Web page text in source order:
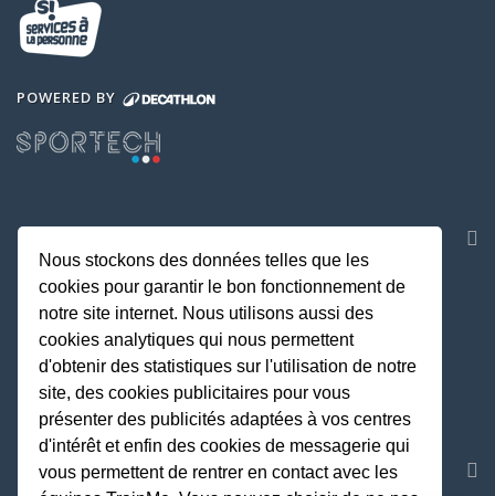
POWERED BY
REJOIGNEZ LA COMMUNAUTE
Nous stockons des données telles que les
cookies pour garantir le bon fonctionnement de
notre site internet. Nous utilisons aussi des
cookies analytiques qui nous permettent
d'obtenir des statistiques sur l'utilisation de notre
site, des cookies publicitaires pour vous
présenter des publicités adaptées à vos centres
d'intérêt et enfin des cookies de messagerie qui
vous permettent de rentrer en contact avec les